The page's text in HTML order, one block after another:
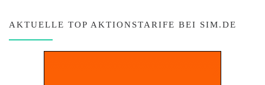
AKTUELLE TOP AKTIONSTARIFE BEI SIM.DE